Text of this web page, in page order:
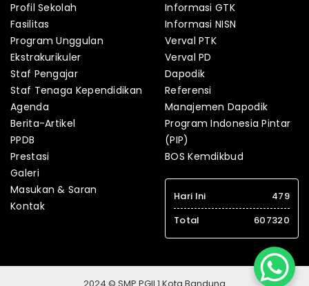
Profil Sekolah
Fasilitas
Program Unggulan
Ekstrakurikuler
Staf Pengajar
Staf Tenaga Kependidikan
Agenda
Berita-Artikel
PPDB
Prestasi
Galeri
Masukan & Saran
Kontak
Informasi GTK
Informasi NISN
Verval PTK
Verval PD
Dapodik
Referensi
Manajemen Dapodik
Program Indonesia Pintar
(PIP)
BOS Kemdikbud
Hari Ini
479
Total
607320